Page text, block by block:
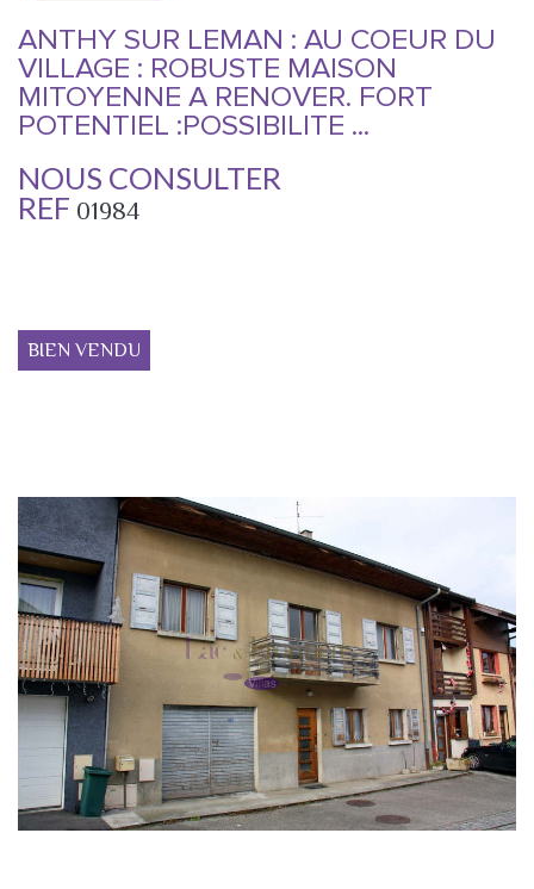
ANTHY SUR LEMAN : AU COEUR DU
VILLAGE : ROBUSTE MAISON
MITOYENNE A RENOVER. FORT
POTENTIEL :POSSIBILITE ...
NOUS CONSULTER
REF 01984
BIEN VENDU